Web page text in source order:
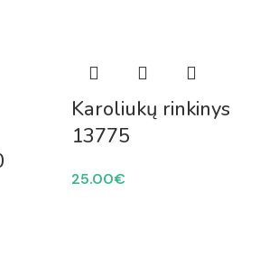
Karoliukų rinkinys
13775
25.00€